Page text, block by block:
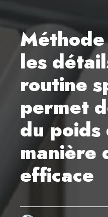
les
routine
permet
du poids
manière
efficace